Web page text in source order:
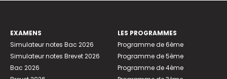
EXAMENS
Simulateur notes Bac 2026
Simulateur notes Brevet 2026
Bac 2026
LES PROGRAMMES
Programme de 6ème
Programme de 5ème
Programme de 4ème